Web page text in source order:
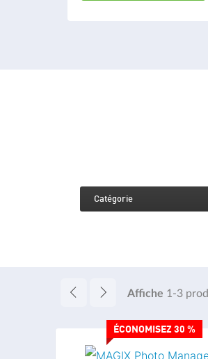
Catégorie
Affiche 1-3
ÉCONOMISEZ 30 %